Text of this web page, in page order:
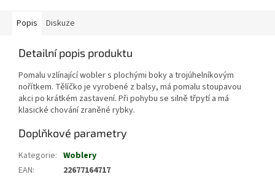
Popis Diskuze
Detailní popis produktu
Pomalu vzlínající wobler s plochými boky a trojúhelníkovým
nořítkem. Tělíčko je vyrobené z balsy, má pomalu stoupavou
akci po krátkém zastavení. Při pohybu se silně třpytí a má
klasické chování zraněné rybky.
Doplňkové parametry
Kategorie: Woblery
EAN: 22677164717